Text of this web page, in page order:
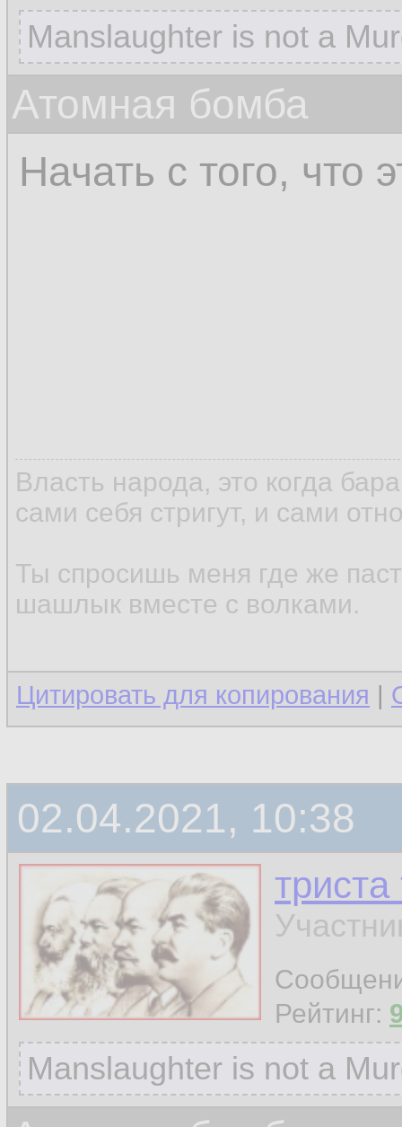
Manslaughter is not a
Атомная бомба
Начать с того, что
Власть народа, это когда
сами себя стригут, и сами
Ты спросишь меня где же
шашлык вместе с волками.
Цитировать для копирования |
02.04.2021, 10:38
Рейтинг:
Manslaughter is not a